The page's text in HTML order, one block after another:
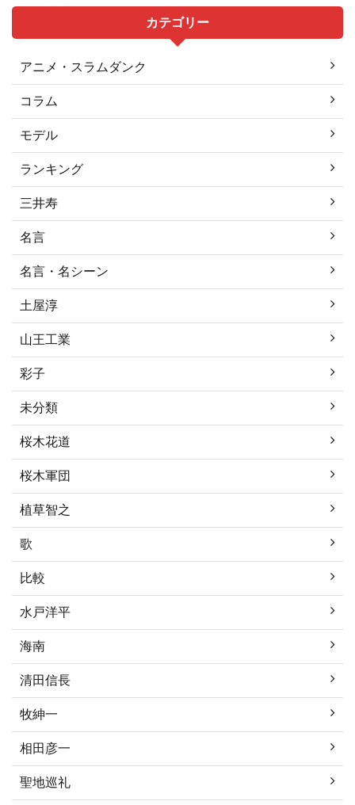
カテゴリー
アニメ・スラムダンク
コラム
モデル
ランキング
三井寿
名言
名言・名シーン
土屋淳
山王工業
彩子
未分類
桜木花道
桜木軍団
植草智之
歌
比較
水戸洋平
海南
清田信長
牧紳一
相田彦一
聖地巡礼